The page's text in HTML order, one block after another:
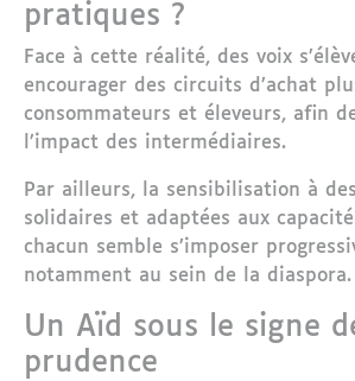
pratiques ?
Face à cette réalité, des voix
encourager des circuits d’achat
consommateurs et éleveurs, afin
l’impact des intermédiaires.
Par ailleurs, la sensibilisation à
solidaires et adaptées aux
chacun semble s’imposer
notamment au sein de la diaspora.
Un Aïd sous le signe
prudence